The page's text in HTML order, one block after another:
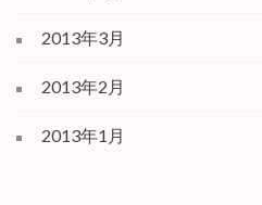
2013年3月
2013年2月
2013年1月